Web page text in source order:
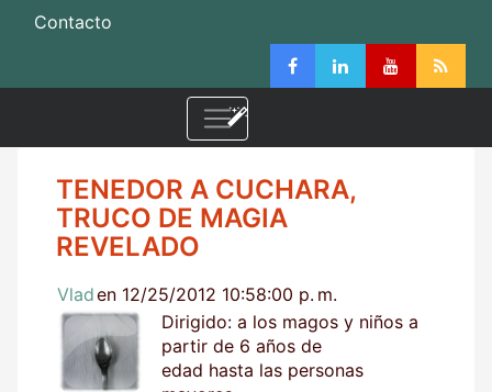
Contacto
TENEDOR A CUCHARA,
TRUCO DE MAGIA
REVELADO
Vladen 12/25/2012 10:58:00 p. m.
Dirigido: a los magos y niños a
partir de 6 años de
edad hasta las personas